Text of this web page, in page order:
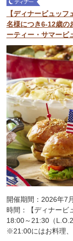
【ディナービュッ
名様につき6-12歳の
ーティー・サマー
開催期間：2026年7
時間：【ディナービ
18:00～21:30（
※21:00にはお料理、